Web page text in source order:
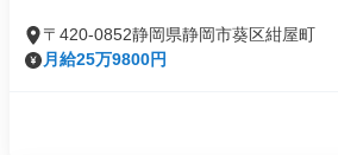
〒420-0852静岡県静岡市葵区紺屋町
月給25万9800円